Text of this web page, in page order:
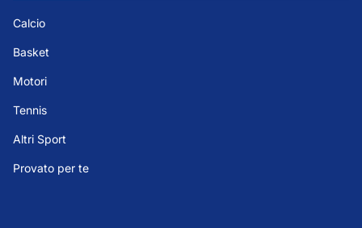
Calcio
Basket
Motori
Tennis
Altri Sport
Provato per te